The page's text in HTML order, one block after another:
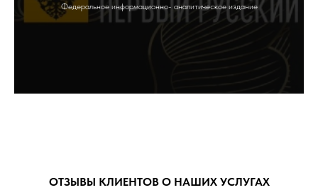
Федеральное информационно- аналитическое издание
ОТЗЫВЫ КЛИЕНТОВ О НАШИХ УСЛУГАХ